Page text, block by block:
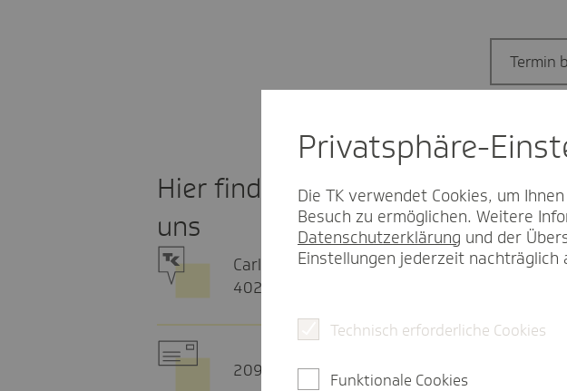
Termin
Hier finden Sie
uns
Carl-Theodor-Str. 8
40213 Düsseldorf
20915 Hamburg
Privat­sphäre-
Die TK verwendet Cookies, um
Besuch zu ermöglichen. Weitere
Datenschutzerklärung und der
Einstellungen jederzeit nachträglich
Technisch erforderliche Cookies
Funktionale Cookies